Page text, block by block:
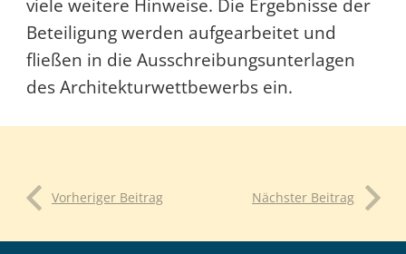
viele weitere Hinweise. Die Ergebnisse der
Beteiligung werden aufgearbeitet und
fließen in die Ausschreibungsunterlagen
des Architekturwettbewerbs ein.
Vorheriger Beitrag Nächster Beitrag